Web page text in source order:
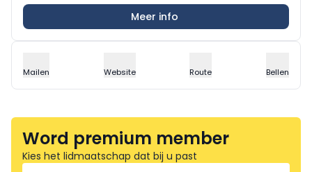
Meer info
Mailen Website Route Bellen
Word premium member
Kies het lidmaatschap dat bij u past